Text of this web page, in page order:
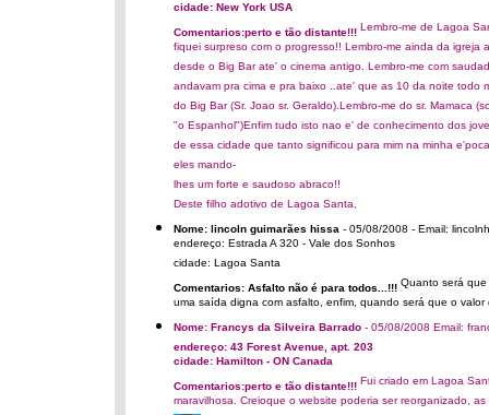
cidade: New York USA
Comentarios:perto e tão distante!!! Lembro-me de Lagoa
fiquei surpreso com o progresso!! Lembro-me ainda da
desde o Big Bar ate' o cinema antigo. Lembro-me com
andavam pra cima e pra baixo ..ate' que as 10 da noite todo
do Big Bar (Sr. Joao sr. Geraldo).Lembro-me do sr. Mamaca
"o Espanhol")Enfim tudo isto nao e' de conhecimento dos
de essa cidade que tanto significou para mim na minha
eles mando-
lhes um forte e saudoso abraco!!
Deste filho adotivo de Lagoa Santa,
Nome: lincoln guimarães hissa - 05/08/2008 - Email:
endereço: Estrada A 320 - Vale dos Sonhos
cidade: Lagoa Santa
Comentarios: Asfalto não é para todos...!!! Quanto será
uma saída digna com asfalto, enfim, quando será que o
Nome: Francys da Silveira Barrado - 05/08/2008 Email:
endereço: 43 Forest Avenue, apt. 203
cidade: Hamilton - ON Canada
Comentarios:perto e tão distante!!! Fui criado em Lagoa
maravilhosa. Creioque o website poderia ser reorganizado,